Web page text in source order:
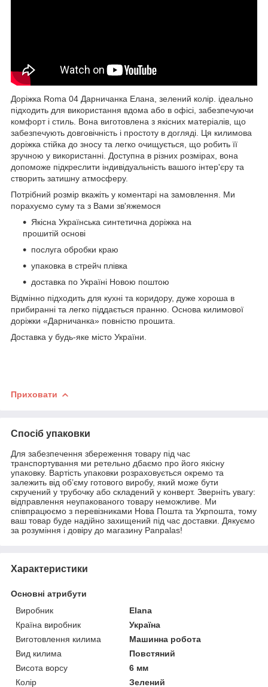
Доріжка Roma 04 Дарничанка Елана, зелений колір. ідеально
підходить для використання вдома або в офісі, забезпечуючи
комфорт і стиль. Вона виготовлена з якісних матеріалів, що
забезпечують довговічність і простоту в догляді. Ця килимова
доріжка стійка до зносу та легко очищується, що робить її
зручною у використанні. Доступна в різних розмірах, вона
допоможе підкреслити індивідуальність вашого інтер'єру та
створить затишну атмосферу.
Потрібний розмір вкажіть у коментарі на замовлення. Ми
порахуємо суму та з Вами зв'яжемося
Якісна Українська синтетична доріжка на
прошитій основі
послуга обробки краю
упаковка в стрейч плівка
доставка по Україні Новою поштою
Відмінно підходить для кухні та коридору, дуже хороша в
прибиранні та легко піддається пранню. Основа килимової
доріжки «Дарничанка» повністю прошита.
Доставка у будь-яке місто України.
Приховати
Спосіб упаковки
Для забезпечення збереження товару під час
транспортування ми ретельно дбаємо про його якісну
упаковку. Вартість упаковки розраховується окремо та
залежить від об’єму готового виробу, який може бути
скручений у трубочку або складений у конверт. Зверніть увагу:
відправлення неупакованого товару неможливе. Ми
співпрацюємо з перевізниками Нова Пошта та Укрпошта, тому
ваш товар буде надійно захищений під час доставки. Дякуємо
за розуміння і довіру до магазину Panpalas!
Характеристики
Основні атрибути
Виробник
Elana
Країна виробник
Україна
Виготовлення килима
Машинна робота
Вид килима
Повстяний
Висота ворсу
6 мм
Колір
Зелений